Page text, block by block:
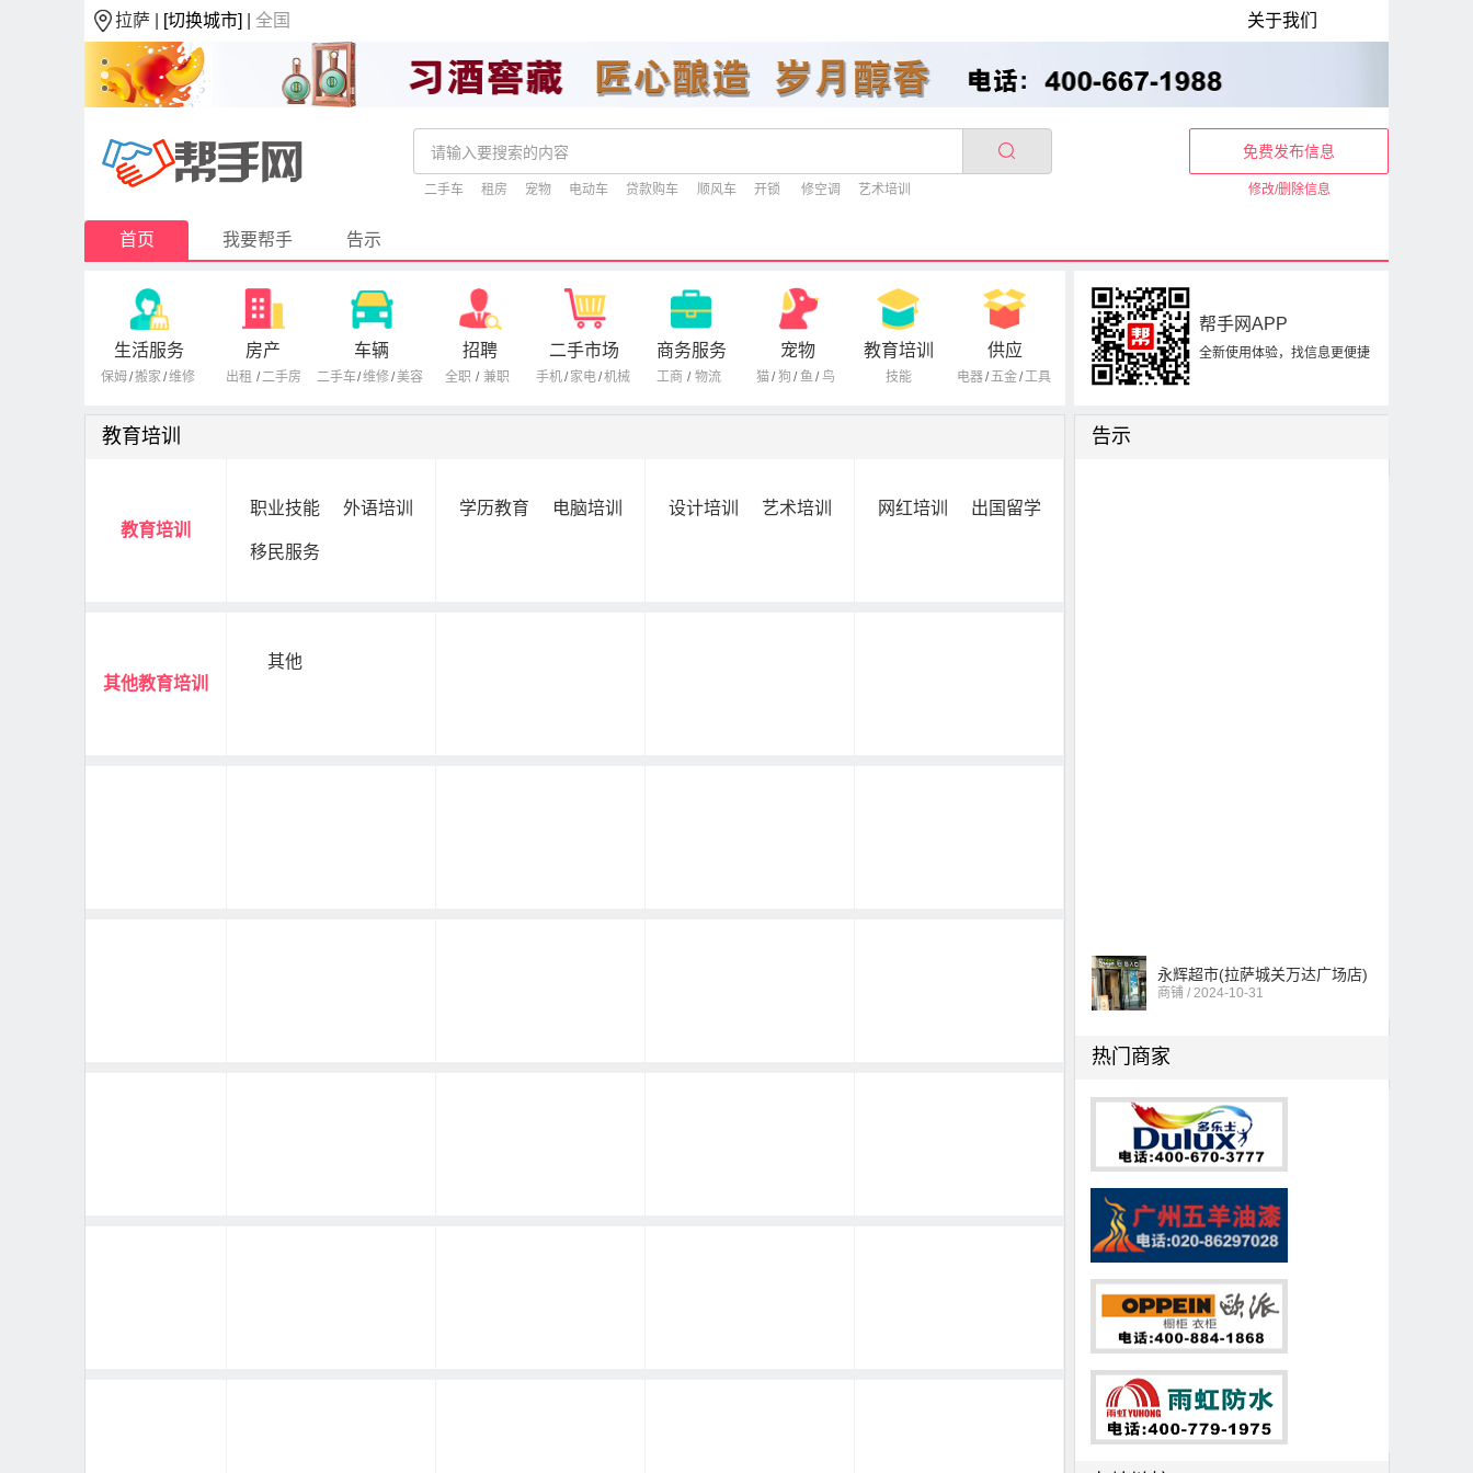
拉萨 | [切换城市] |全国 关于我们
二手车 租房 宠物 电动车 贷款购车 顺风车 开锁 修空调 艺术培训
免费发布信息
修改/删除信息
首页 我要帮手 告示
生活服务
保姆/搬家 /维修
房产
出租 /二手房
车辆
二手车/维修/美容
招聘
全职 / 兼职
二手市场
手机/ 家电/机械
商务服务
工商 / 物流
宠物
猫/ 狗 / 鱼 / 鸟
教育培训
技能
供应
电器/五金/工具
帮手网APP
全新使用体验，找信息更便捷
教育培训
教育培训
职业技能 外语培训 学历教育 电脑培训 设计培训 艺术培训 网红培训 出国留学
移民服务
其他教育培训
其他
告示
永辉超市(拉萨城关万达广场店)
商铺 / 2024-10-31
热门商家